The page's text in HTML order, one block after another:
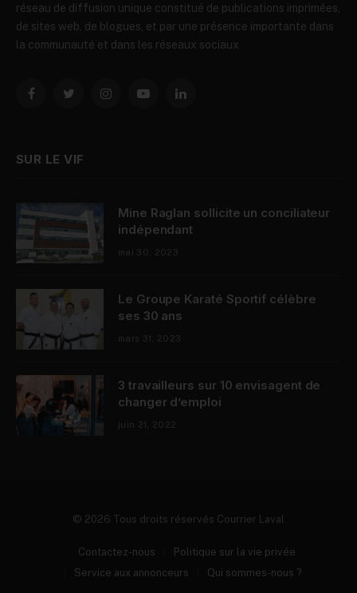
réseau de diffusion unique constitué de publications imprimées,
de sites web, de blogues, et par une présence importante dans
la communauté et dans les réseaux sociaux
FacebookTwitterInstagramYouTubeLinkedIn
SUR LE VIF
Mine Raglan sollicite un conciliateur
indépendant
mai 30, 2023
Le Groupe Karaté Sportif célèbre
ses 30 ans
mars 31, 2023
3 travailleurs sur 10 envisagent de
changer d’emploi
juin 21, 2022
© 2026 Tous droits réservés Courrier Laval
Contactez-nous
Politique sur la vie privée
Service aux annonceurs
Qui sommes-nous ?